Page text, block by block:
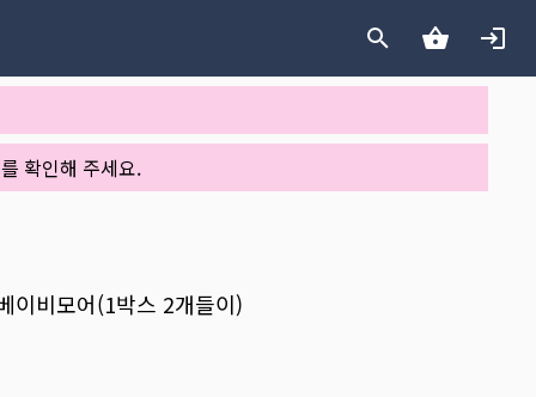
확인해 주세요.
비모어(1박스 2개들이)